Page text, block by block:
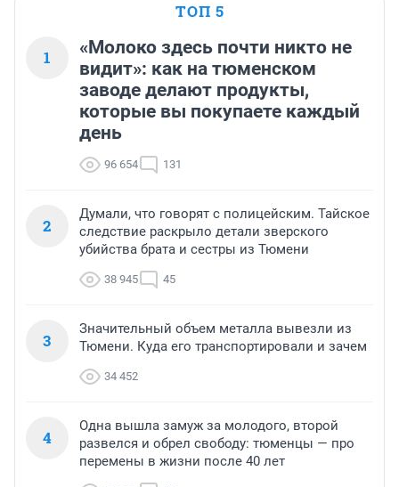
ТОП 5
1
«Молоко здесь почти никто не
видит»: как на тюменском
заводе делают продукты,
которые вы покупаете каждый
день
96 654 131
2
Думали, что говорят с полицейским. Тайское
следствие раскрыло детали зверского
убийства брата и сестры из Тюмени
38 945 45
3
Значительный объем металла вывезли из
Тюмени. Куда его транспортировали и зачем
34 452
4
Одна вышла замуж за молодого, второй
развелся и обрел свободу: тюменцы — про
перемены в жизни после 40 лет